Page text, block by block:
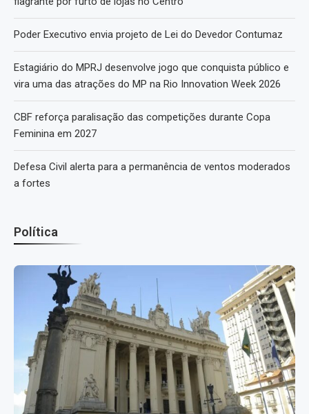
Poder Executivo envia projeto de Lei do Devedor Contumaz
Estagiário do MPRJ desenvolve jogo que conquista público e
vira uma das atrações do MP na Rio Innovation Week 2026
CBF reforça paralisação das competições durante Copa
Feminina em 2027
Defesa Civil alerta para a permanência de ventos moderados
a fortes
Política